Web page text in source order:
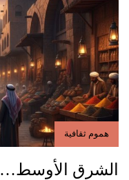
هموم ثقافية
الشرق